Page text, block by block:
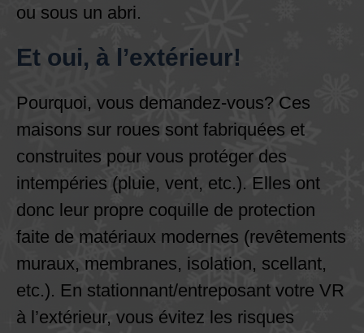
ou sous un abri.
Et oui, à l’extérieur!
Pourquoi, vous demandez-vous? Ces
maisons sur roues sont fabriquées et
construites pour vous protéger des
intempéries (pluie, vent, etc.). Elles ont
donc leur propre coquille de protection
faite de matériaux modernes (revêtements
muraux, membranes, isolation, scellant,
etc.). En stationnant/entreposant votre VR
à l’extérieur, vous évitez les risques